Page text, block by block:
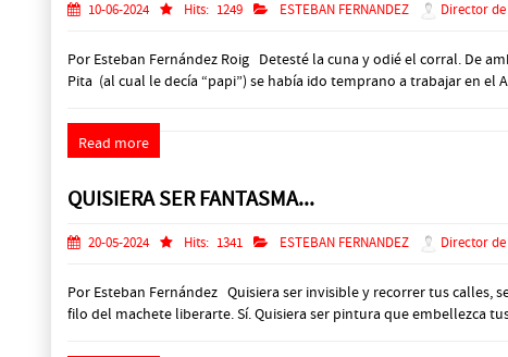
10-06-2024 Hits: 1249 ESTEBAN FERNANDEZ Director
Por Esteban Fernández Roig Detesté la cuna y odié el corral. De
Pita (al cual le decía “papi”) se había ido temprano a trabajar en el
Read more
QUISIERA SER FANTASMA...
20-05-2024 Hits: 1341 ESTEBAN FERNANDEZ Director
Por Esteban Fernández Quisiera ser invisible y recorrer tus calles,
filo del machete liberarte. Sí. Quisiera ser pintura que embellezca